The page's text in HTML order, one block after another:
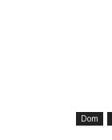
Dom